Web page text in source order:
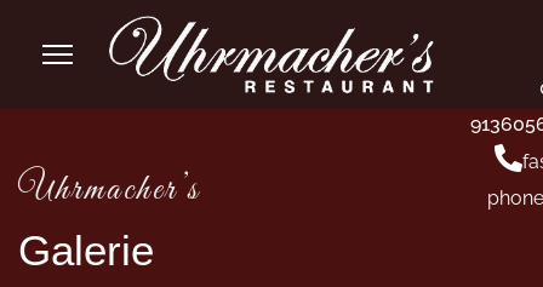
Uhrmacher’s
Galerie